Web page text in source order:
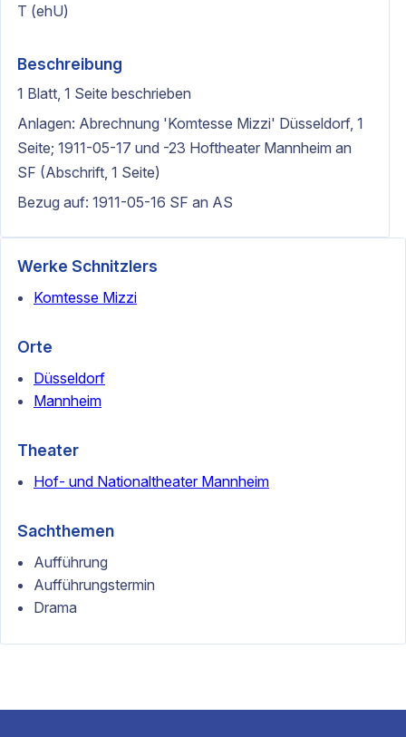
T (ehU)
Beschreibung
1 Blatt, 1 Seite beschrieben
Anlagen: Abrechnung 'Komtesse Mizzi' Düsseldorf, 1
Seite; 1911-05-17 und -23 Hoftheater Mannheim an
SF (Abschrift, 1 Seite)
Bezug auf: 1911-05-16 SF an AS
Werke Schnitzlers
Komtesse Mizzi
Orte
Düsseldorf
Mannheim
Theater
Hof- und Nationaltheater Mannheim
Sachthemen
Aufführung
Aufführungstermin
Drama